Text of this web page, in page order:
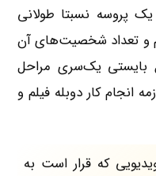
یک پروسه نسبتا طولانی
و تعداد شخصیت‌های آن
بایستی یک‌سری مراحل
انجام کار دوبله فیلم و
که قرار است به